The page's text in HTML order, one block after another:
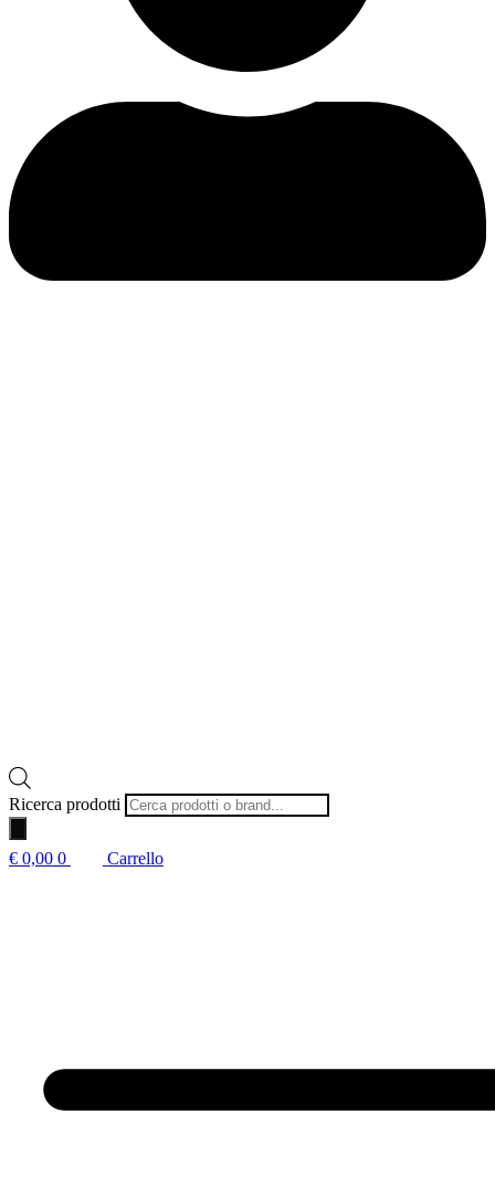
Ricerca prodotti
€ 0,00 0 Carrello